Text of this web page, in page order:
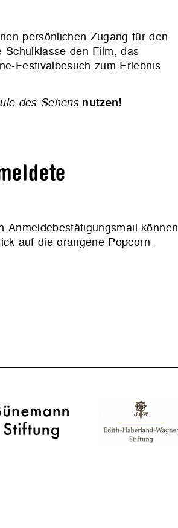
persönlichen Zugang für den
Schulklasse den Film, das
Festivalbesuch zum Erlebnis
des Sehensnutzen!
können
auf die orangene Popcorn-